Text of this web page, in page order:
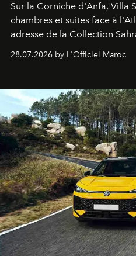
Sur la Corniche d'Anfa, Villa
chambres et suites face à
adresse de la Collection
Pillet promet un lieu de vie
28.07.2026 by L'Officiel Maroc